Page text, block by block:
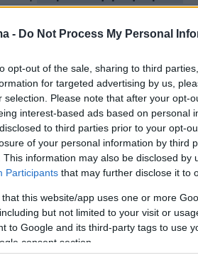
- Do Not Process My Personal
opt-out of the sale, sharing to third
for targeted advertising by us,
selection. Please note that after your opt-
interest-based ads based on personal
to third parties prior to your opt-
of your personal information by third
This information may also be disclosed by
Participants that may further disclose it to
that this website/app uses one or more
but not limited to your visit or
to Google and its third-party tags to use
consent section.
λέγεται στα γερμανικά ο
πριν από την πανδημία
Ο όμιλος
για άλμα στις
Σε τι ακριβώς οφείλεται
με βεβαιότητα οι